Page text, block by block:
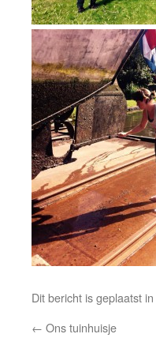
Dit bericht is geplaatst in
← Ons tuinhuisje